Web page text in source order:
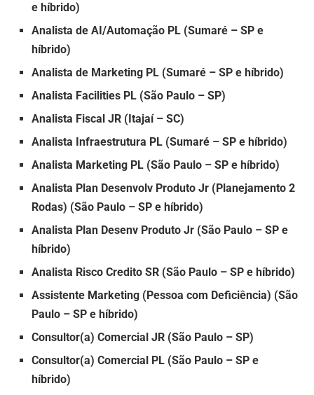
e híbrido)
Analista de AI/Automação PL (Sumaré – SP e
híbrido)
Analista de Marketing PL (Sumaré – SP e híbrido)
Analista Facilities PL (São Paulo – SP)
Analista Fiscal JR (Itajaí – SC)
Analista Infraestrutura PL (Sumaré – SP e híbrido)
Analista Marketing PL (São Paulo – SP e híbrido)
Analista Plan Desenvolv Produto Jr (Planejamento 2
Rodas) (São Paulo – SP e híbrido)
Analista Plan Desenv Produto Jr (São Paulo – SP e
híbrido)
Analista Risco Credito SR (São Paulo – SP e híbrido)
Assistente Marketing (Pessoa com Deficiência) (São
Paulo – SP e híbrido)
Consultor(a) Comercial JR (São Paulo – SP)
Consultor(a) Comercial PL (São Paulo – SP e
híbrido)